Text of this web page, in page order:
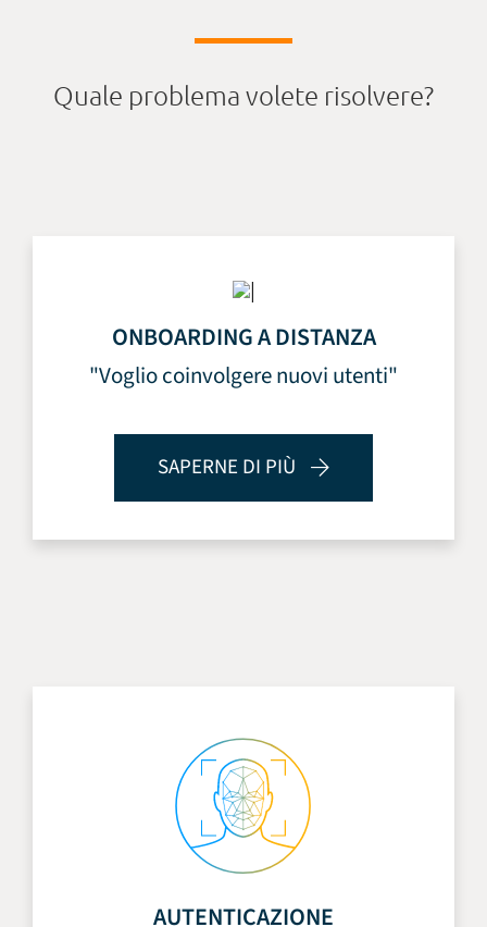
Quale problema volete risolvere?
ONBOARDING A DISTANZA
"Voglio coinvolgere nuovi utenti"
SAPERNE DI PIÙ
AUTENTICAZIONE